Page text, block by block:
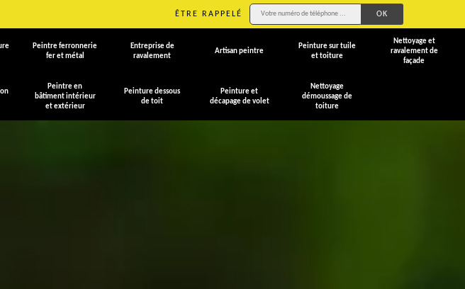
ÊTRE RAPPELÉ
Peintre ferronnerie
fer et métal
Entreprise de
ravalement
Artisan peintre
Peinture sur tuile
et toiture
Nettoyage et
ravalement de
façade
Peintre en
bâtiment intérieur
et extérieur
Peinture dessous
de toit
Peinture et
décapage de volet
Nettoyage
démoussage de
toiture